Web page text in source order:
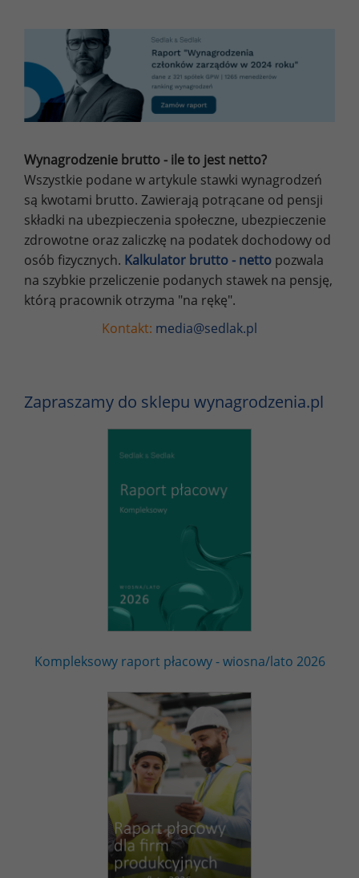
Wynagrodzenie brutto - ile to jest netto?
Wszystkie podane w artykule stawki wynagrodzeń
są kwotami brutto. Zawierają potrącane od pensji
składki na ubezpieczenia społeczne, ubezpieczenie
zdrowotne oraz zaliczkę na podatek dochodowy od
osób fizycznych. Kalkulator brutto - netto pozwala
na szybkie przeliczenie podanych stawek na pensję,
którą pracownik otrzyma "na rękę".
Kontakt: media@sedlak.pl
Zapraszamy do sklepu wynagrodzenia.pl
Kompleksowy raport płacowy - wiosna/lato 2026